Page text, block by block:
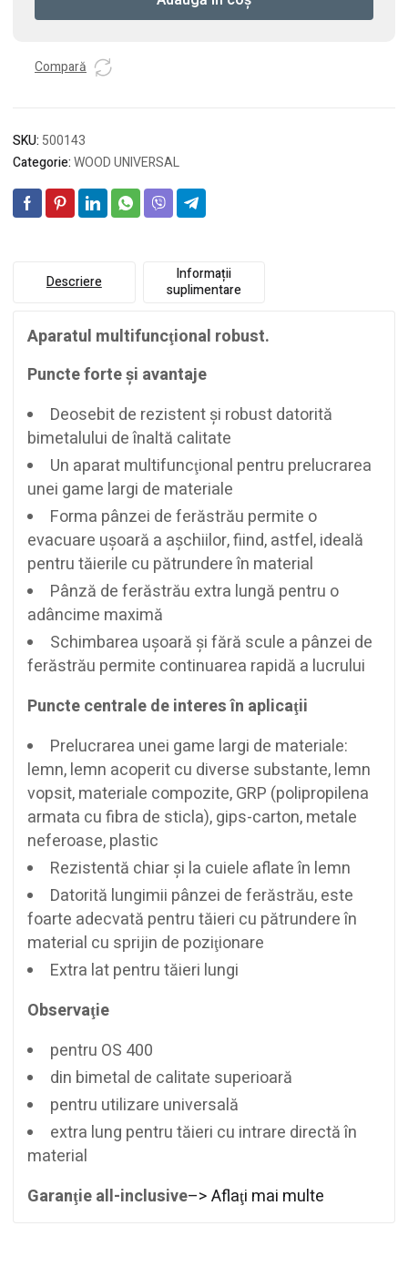
ferastrau
78/32/Bi
Compară
SKU: 500143
Categorie:WOOD UNIVERSAL
Descriere
Informații
suplimentare
Aparatul multifuncţional robust.
Puncte forte şi avantaje
Deosebit de rezistent şi robust datorită
bimetalului de înaltă calitate
Un aparat multifuncţional pentru prelucrarea
unei game largi de materiale
Forma pânzei de ferăstrău permite o
evacuare uşoară a aşchiilor, fiind, astfel, ideală
pentru tăierile cu pătrundere în material
Pânză de ferăstrău extra lungă pentru o
adâncime maximă
Schimbarea uşoară şi fără scule a pânzei de
ferăstrău permite continuarea rapidă a lucrului
Puncte centrale de interes în aplicaţii
Prelucrarea unei game largi de materiale:
lemn, lemn acoperit cu diverse substante, lemn
vopsit, materiale compozite, GRP (polipropilena
armata cu fibra de sticla), gips-carton, metale
neferoase, plastic
Rezistentă chiar şi la cuiele aflate în lemn
Datorită lungimii pânzei de ferăstrău, este
foarte adecvată pentru tăieri cu pătrundere în
material cu sprijin de poziţionare
Extra lat pentru tăieri lungi
Observaţie
pentru OS 400
din bimetal de calitate superioară
pentru utilizare universală
extra lung pentru tăieri cu intrare directă în
material
Garanţie all-inclusive–> Aflaţi mai multe